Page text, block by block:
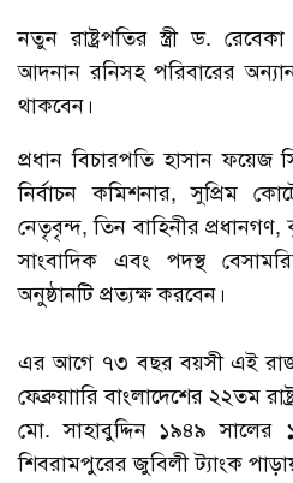
নতুন রাষ্ট্রপতির স্ত্রী ড.
আদনান রনিসহ পরিবারের
থাকবেন।
প্রধান বিচারপতি হাসান ফয়েজ
নির্বাচন কমিশনার, সুপ্রিম
নেতৃবৃন্দ, তিন বাহিনীর
সাংবাদিক এবং পদস্থ
অনুষ্ঠানটি প্রত্যক্ষ করবেন।
এর আগে ৭৩ বছর বয়সী এই
ফেব্রুয়াারি বাংলাদেশের ২২তম
মো. সাহাবুদ্দিন ১৯৪৯ সালের
শিবরামপুরের জুবিলী ট্যাংক